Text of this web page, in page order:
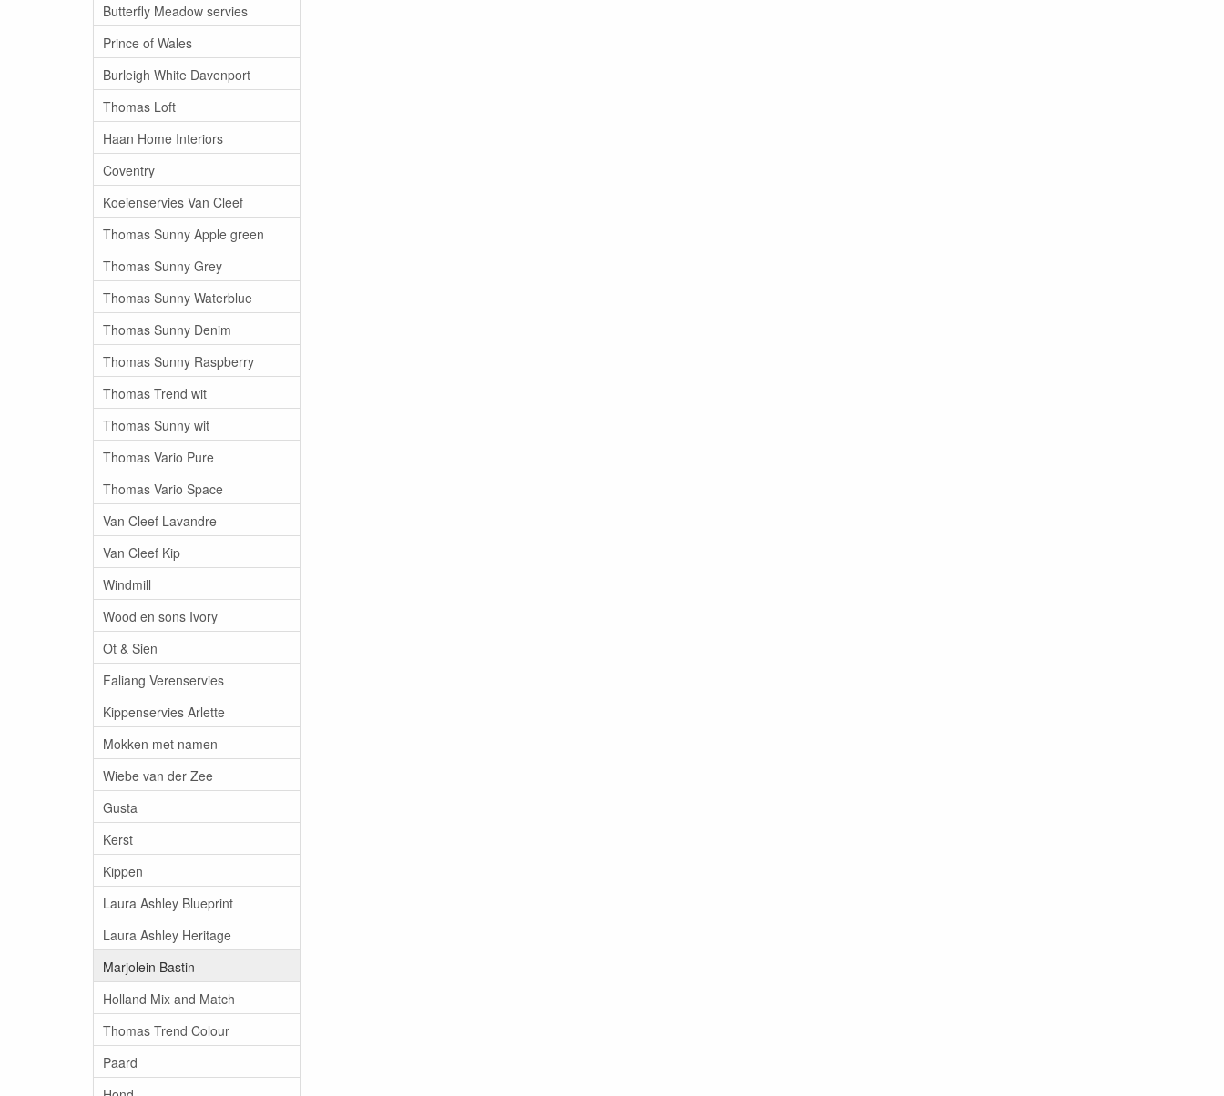
Butterfly Meadow servies
Prince of Wales
Burleigh White Davenport
Thomas Loft
Haan Home Interiors
Coventry
Koeienservies Van Cleef
Thomas Sunny Apple green
Thomas Sunny Grey
Thomas Sunny Waterblue
Thomas Sunny Denim
Thomas Sunny Raspberry
Thomas Trend wit
Thomas Sunny wit
Thomas Vario Pure
Thomas Vario Space
Van Cleef Lavandre
Van Cleef Kip
Windmill
Wood en sons Ivory
Ot & Sien
Faliang Verenservies
Kippenservies Arlette
Mokken met namen
Wiebe van der Zee
Gusta
Kerst
Kippen
Laura Ashley Blueprint
Laura Ashley Heritage
Marjolein Bastin
Holland Mix and Match
Thomas Trend Colour
Paard